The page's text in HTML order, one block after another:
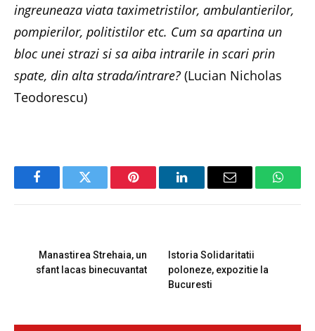
ingreuneaza viata taximetristilor, ambulantierilor,
pompierilor, politistilor etc. Cum sa apartina un
bloc unei strazi si sa aiba intrarile in scari prin
spate, din alta strada/intrare? (Lucian Nicholas
Teodorescu)
FacebookTwitter Pinterest LinkedInEmail
Manastirea Strehaia, un
sfant lacas binecuvantat
Istoria Solidaritatii
poloneze, expozitie la
Bucuresti